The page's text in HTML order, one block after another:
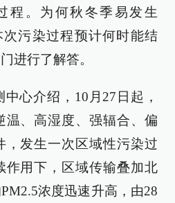
程。为何秋冬季易发生
次污染过程预计何时能结
进行了解答。
心介绍，10月27日起，
温、高湿度、强辐合、偏
，发生一次区域性污染过
作用下，区域传输叠加北
浓度迅速升高，由28